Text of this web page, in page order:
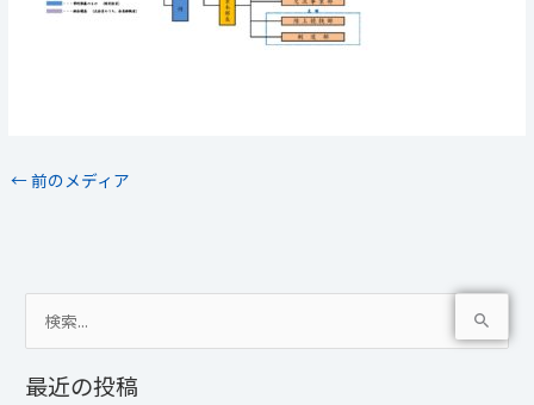
←前のメディア
索
対
最近の投稿